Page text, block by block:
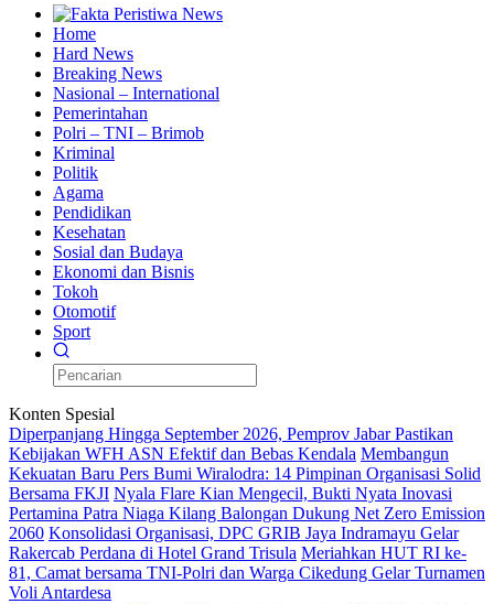
Home
Hard News
Breaking News
Nasional – International
Pemerintahan
Polri – TNI – Brimob
Kriminal
Politik
Agama
Pendidikan
Kesehatan
Sosial dan Budaya
Ekonomi dan Bisnis
Tokoh
Otomotif
Sport
Konten Spesial
Diperpanjang Hingga September 2026, Pemprov Jabar Pastikan
Kebijakan WFH ASN Efektif dan Bebas Kendala Membangun
Kekuatan Baru Pers Bumi Wiralodra: 14 Pimpinan Organisasi Solid
Bersama FKJI Nyala Flare Kian Mengecil, Bukti Nyata Inovasi
Pertamina Patra Niaga Kilang Balongan Dukung Net Zero Emission
2060 Konsolidasi Organisasi, DPC GRIB Jaya Indramayu Gelar
Rakercab Perdana di Hotel Grand Trisula Meriahkan HUT RI ke-
81, Camat bersama TNI-Polri dan Warga Cikedung Gelar Turnamen
Voli Antardesa